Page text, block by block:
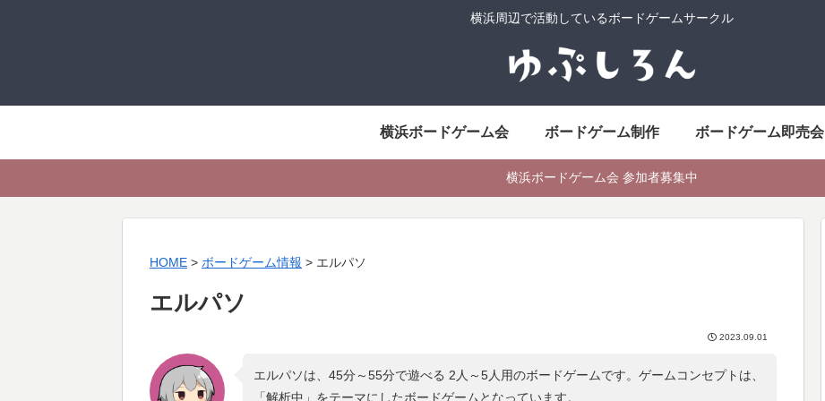
横浜周辺で活動しているボードゲームサークル
横浜ボードゲーム会 ボードゲーム制作 ボードゲーム即売会
横浜ボードゲーム会 参加者募集中
HOME > ボードゲーム情報 > エルパソ
エルパソ
2023.09.01
エルパソは、45分～55分で遊べる 2人～5人用のボードゲームです。ゲームコンセプトは、
「解析中 」をテーマにしたボードゲームとなっています。